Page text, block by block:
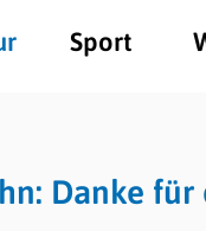
Sport
Danke